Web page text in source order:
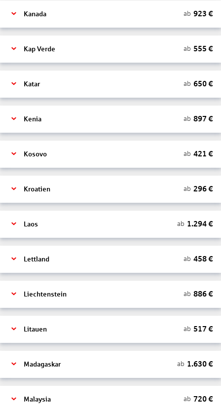
Kanada ab 923 €
Kap Verde ab 555 €
Katar ab 650€
Kenia ab 897 €
Kosovo ab 421 €
Kroatien ab 296€
Laos ab 1.294€
Lettland ab 458€
Liechtenstein ab 886€
Litauen ab 517 €
Madagaskar ab 1.630€
Malaysia ab 720€